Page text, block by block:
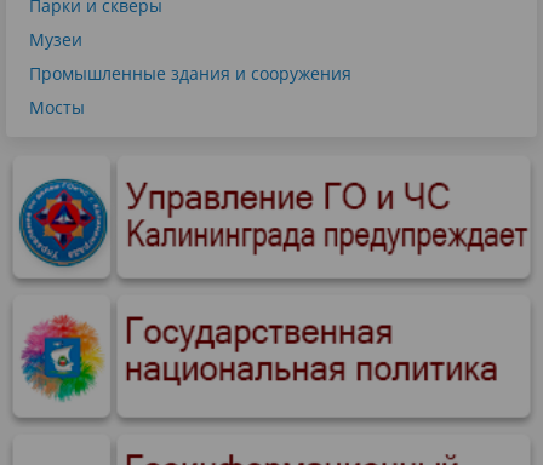
Парки и скверы
Музеи
Промышленные здания и сооружения
Мосты